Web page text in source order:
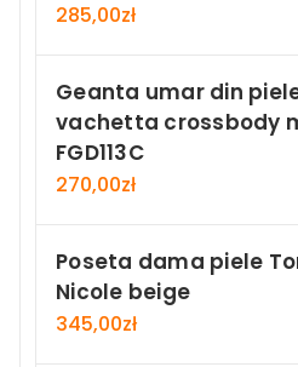
285,00zł
Geanta umar din
vachetta crossbody
FGD113C
270,00zł
Poseta dama piele
Nicole beige
345,00zł